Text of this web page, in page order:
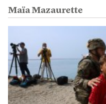
Maïa Mazaurette